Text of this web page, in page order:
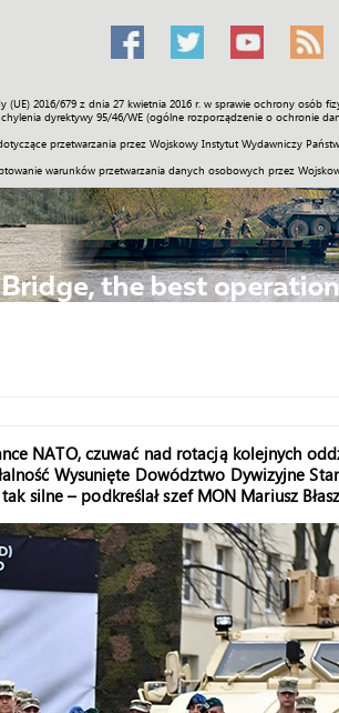
(UE) 2016/679 z dnia 27 kwietnia 2016 r. w sprawie ochrony
dyrektywy 95/46/WE (ogólne rozporządzenie o ochronie
przetwarzania przez Wojskowy Instytut Wydawniczy
warunków przetwarzania danych osobowych przez
Społeczność Sport Historia Galerie
NATO, czuwać nad rotacją kolejnych
Wysunięte Dowództwo Dywizyjne
silne – podkreślał szef MON Mariusz